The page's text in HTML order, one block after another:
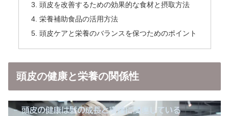
頭皮を改善するための効果的な食材と摂取方法
栄養補助食品の活用方法
頭皮ケアと栄養のバランスを保つためのポイント
頭皮の健康と栄養の関係性